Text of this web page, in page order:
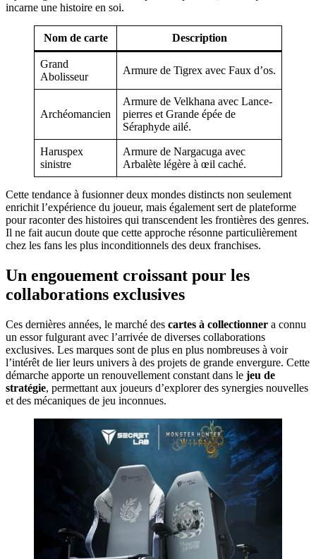
incarne une histoire en soi.
Nom de carte Description
Grand
Abolisseur
Armure de Tigrex avec Faux d’os.
Archéomancien
Armure de Velkhana avec Lance-
pierres et Grande épée de
Séraphyde ailé.
Haruspex
sinistre
Armure de Nargacuga avec
Arbalète légère à œil caché.
Cette tendance à fusionner deux mondes distincts non seulement
enrichit l’expérience du joueur, mais également sert de plateforme
pour raconter des histoires qui transcendent les frontières des genres.
Il ne fait aucun doute que cette approche résonne particulièrement
chez les fans les plus inconditionnels des deux franchises.
Un engouement croissant pour les
collaborations exclusives
Ces dernières années, le marché des cartes à collectionner a connu
un essor fulgurant avec l’arrivée de diverses collaborations
exclusives. Les marques sont de plus en plus nombreuses à voir
l’intérêt de lier leurs univers à des projets de grande envergure. Cette
démarche apporte un renouvellement constant dans le jeu de
stratégie, permettant aux joueurs d’explorer des synergies nouvelles
et des mécaniques de jeu inconnues.